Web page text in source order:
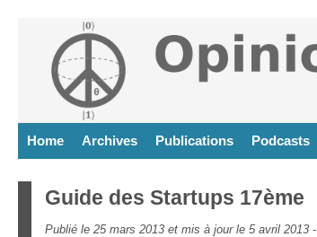
Home Archives Publications Podcasts
Guide des Startups 17ème
Publié le 25 mars 2013 et mis à jour le 5 avril 2013 -